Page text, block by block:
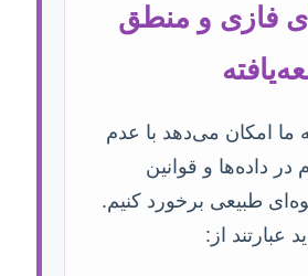
فازی و منطق
ما امکان می‌دهد با عدم
در داده‌ها و قوانین
طبیعی برخورد کنیم.
عبارتند از: